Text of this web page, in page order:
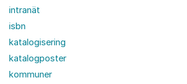
intranät
isbn
katalogisering
katalogposter
kommuner